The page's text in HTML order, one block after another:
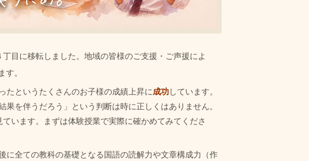
目に移転しました。地域の皆様のご支援・ご声援によ
。
たというたくさんのお子様の成績上昇に成功しています。
果を伴うだろう」という判断は時に正しくはありません。
います。まずは体験授業で実際に確かめてみてくださ
に全ての教科の基礎となる国語の読解力や文章構成力（作